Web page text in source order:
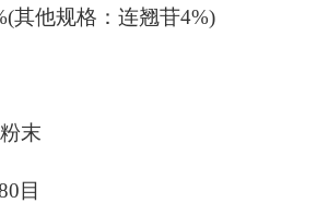
其他规格：连翘苷4%)
末
目